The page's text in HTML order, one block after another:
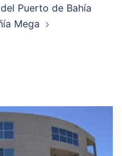
Puerto de Bahía
Mega